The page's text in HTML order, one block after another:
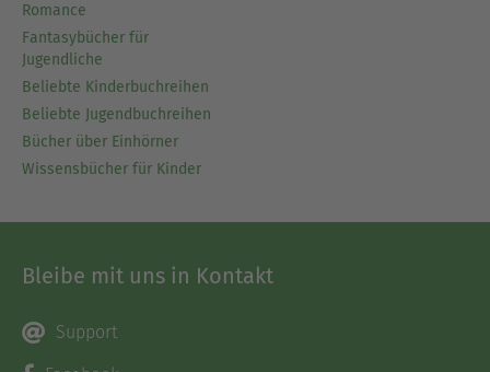
Romance
Fantasybücher für
Jugendliche
Beliebte Kinderbuchreihen
Beliebte Jugendbuchreihen
Bücher über Einhörner
Wissensbücher für Kinder
Bleibe mit uns in Kontakt
Support